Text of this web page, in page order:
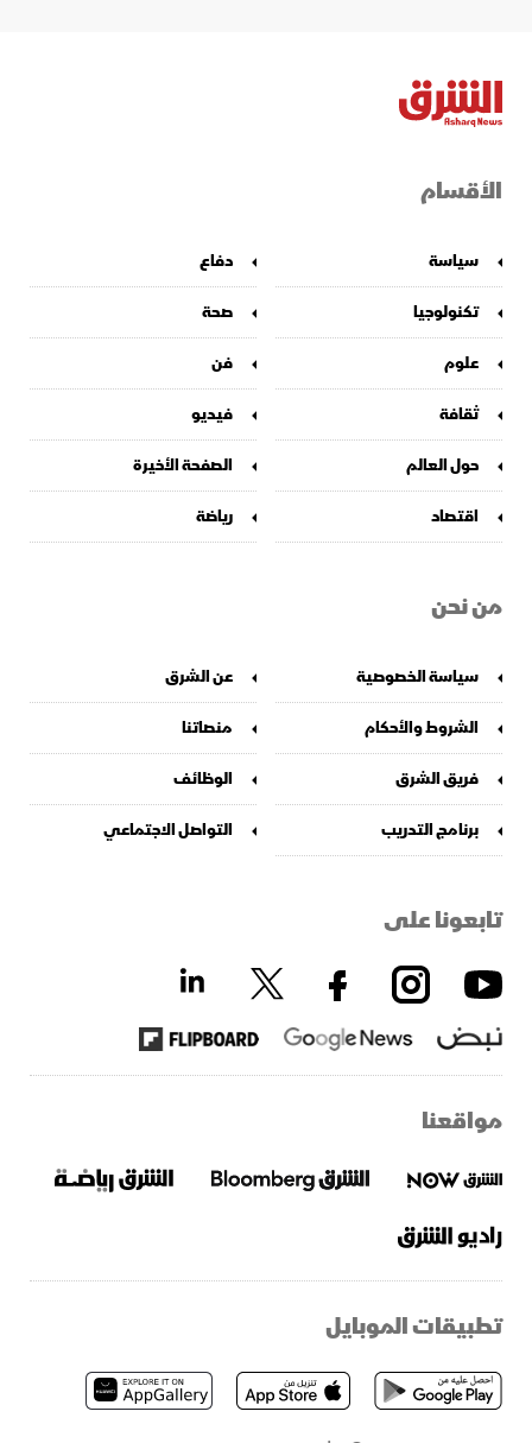
الأقسام
سياسة
دفاع
تكنولوجيا
صحة
علوم
فن
ثقافة
فيديو
حول العالم
الصفحة الأخيرة
اقتصاد
رياضة
من نحن
سياسة الخصوصية
عن الشرق
الشروط والأحكام
منصاتنا
فريق الشرق
الوظائف
برنامج التدريب
التواصل الاجتماعي
تابعونا على
مواقعنا
تطبيقات الموبايل